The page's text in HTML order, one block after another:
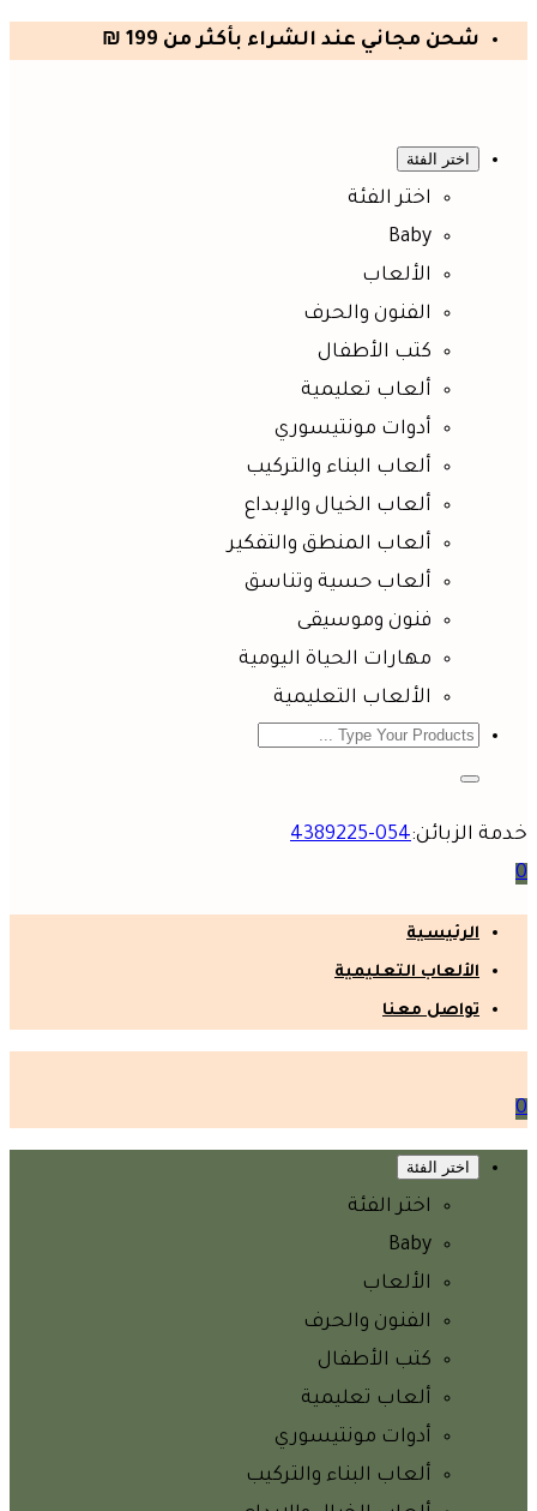
شحن مجاني عند الشراء بأكثر من 199 ₪
اختر الفئة
اختر الفئة
Baby
الألعاب
الفنون والحرف
كتب الأطفال
ألعاب تعليمية
أدوات مونتيسوري
ألعاب البناء والتركيب
ألعاب الخيال والإبداع
ألعاب المنطق والتفكير
ألعاب حسية وتناسق
فنون وموسيقى
مهارات الحياة اليومية
الألعاب التعليمية
خدمة الزبائن:054-4389225
0
الرئيسية
الألعاب التعليمية
تواصل معنا
0
اختر الفئة
اختر الفئة
Baby
الألعاب
الفنون والحرف
كتب الأطفال
ألعاب تعليمية
أدوات مونتيسوري
ألعاب البناء والتركيب